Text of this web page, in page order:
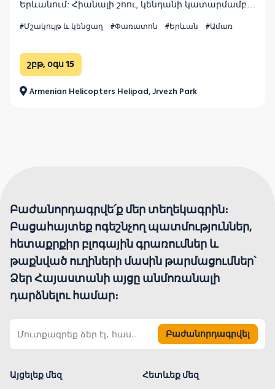
Երևանում: Հիանալի շոու, կենդանի կատարմամբ,
էֆեկտներով բաց երկնքի տակ: Օգոստոսի 15,
#Մշակույթ և կենցաղ #Փառատոն #Երևան #Ամառ
շբթ, օգս 15
Armenian Helicopters Helipad, Jrvezh Park
Բաժանորդագրվե՛ք մեր տեղեկագրին։
Բացահայտեք ոգեշնչող պատմություններ,
հետաքրքիր բլոգային գրառումներ և
թաքնված ուղիների մասին թարմացումներ՝
Ձեր Հայաստանի այցը անմոռանալի
դարձնելու համար։
Բաժանորդագրվել
Այցելեք մեզ Հետևեք մեզ